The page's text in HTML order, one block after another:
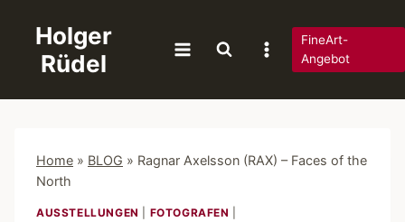
springen
Holger
Rüdel
FineArt-
Angebot
Home » BLOG » Ragnar Axelsson (RAX) – Faces of the
North
AUSSTELLUNGEN FOTOGRAFEN